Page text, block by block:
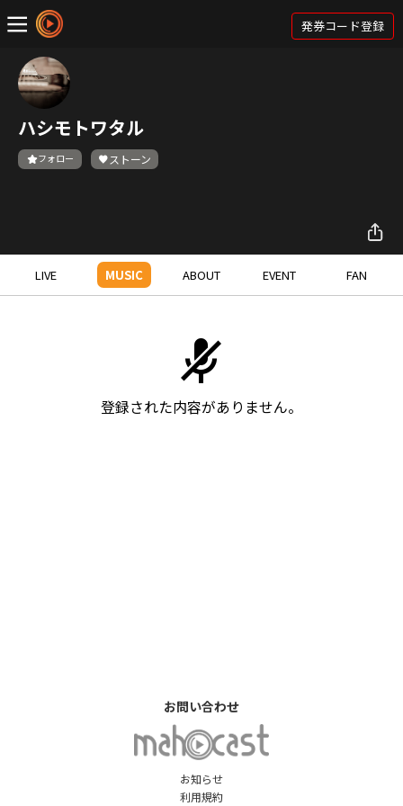
発券コード登録
ハシモトワタル
フォロー ストーン
LIVE MUSIC ABOUT EVENT FAN
登録された内容がありません。
お知らせ
利用規約
お問い合わせ